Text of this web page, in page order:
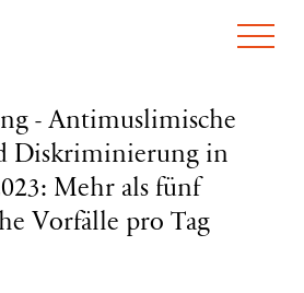
WIE WIR ARBEITEN
ARBEITEN BEI CLAIM
WAS WIR TUN
AKTUELLES
- Antimuslimische
Diskriminierung in
Mehr als fünf
Vorfälle pro Tag